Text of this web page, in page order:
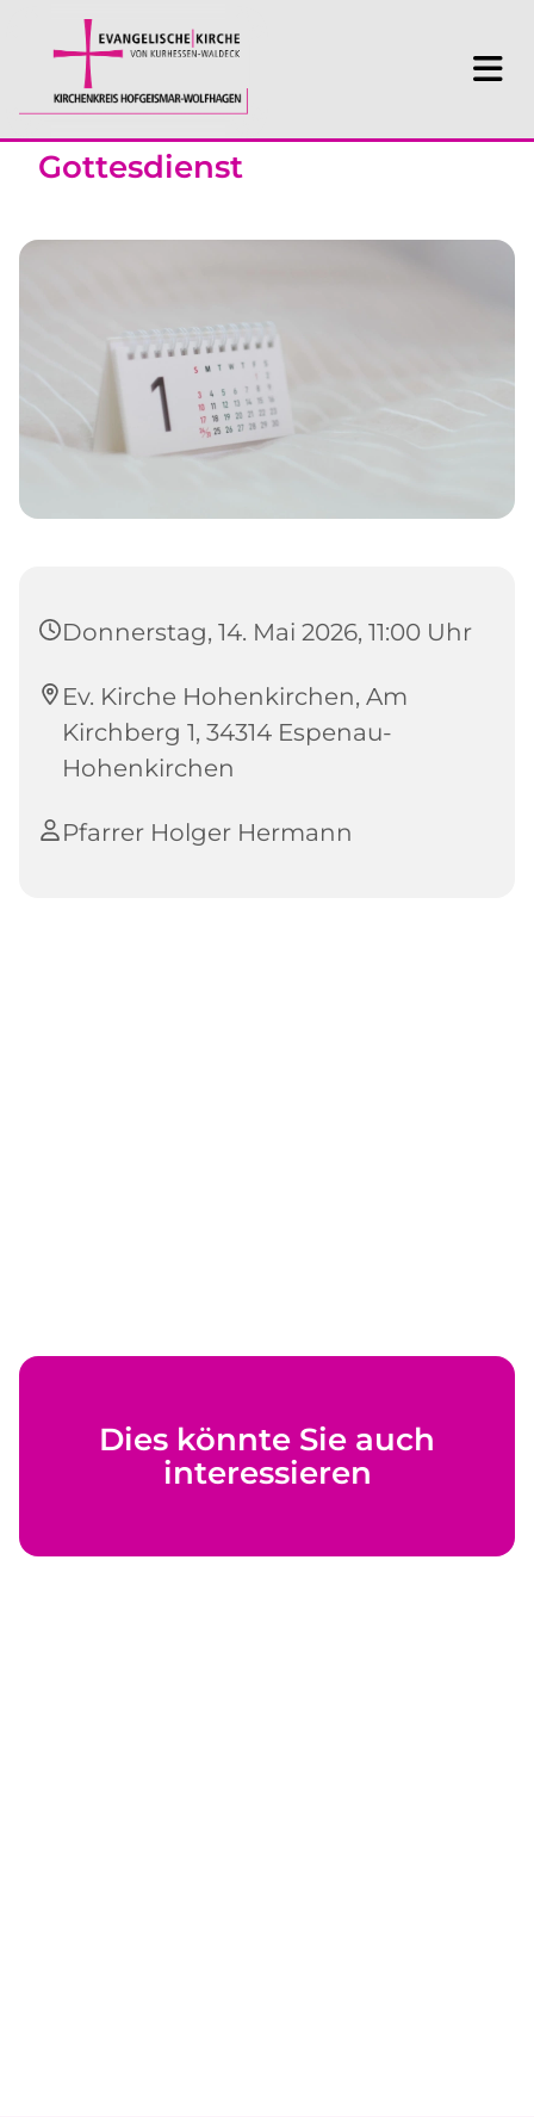
Gottesdienst
Donnerstag, 14. Mai 2026, 11:00 Uhr
Ev. Kirche Hohenkirchen, Am
Kirchberg 1, 34314 Espenau-
Hohenkirchen
Pfarrer Holger Hermann
Dies könnte Sie auch
interessieren